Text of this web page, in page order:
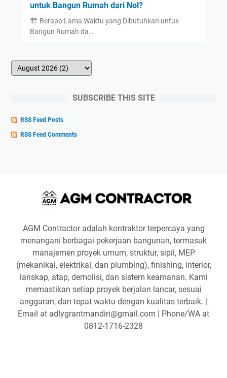
untuk Bangun Rumah dari Nol?
🏗️ Berapa Lama Waktu yang Dibutuhkan untuk
Bangun Rumah da…
SUBSCRIBE THIS SITE
RSS Feed Posts
RSS Feed Comments
AGM Contractor adalah kontraktor terpercaya yang
menangani berbagai pekerjaan bangunan, termasuk
manajemen proyek umum, struktur, sipil, MEP
(mekanikal, elektrikal, dan plumbing), finishing, interior,
lanskap, atap, demolisi, dan sistem keamanan. Kami
memastikan setiap proyek berjalan lancar, sesuai
anggaran, dan tepat waktu dengan kualitas terbaik. |
Email at adlygrantmandiri@gmail.com | Phone/WA at
0812-1716-2328